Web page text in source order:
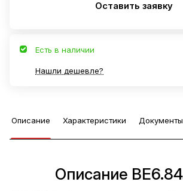
Оставить заявку
Есть в наличии
Нашли дешевле?
Описание Характеристики Документы
Описание